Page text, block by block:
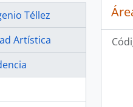
Téllez
Artística